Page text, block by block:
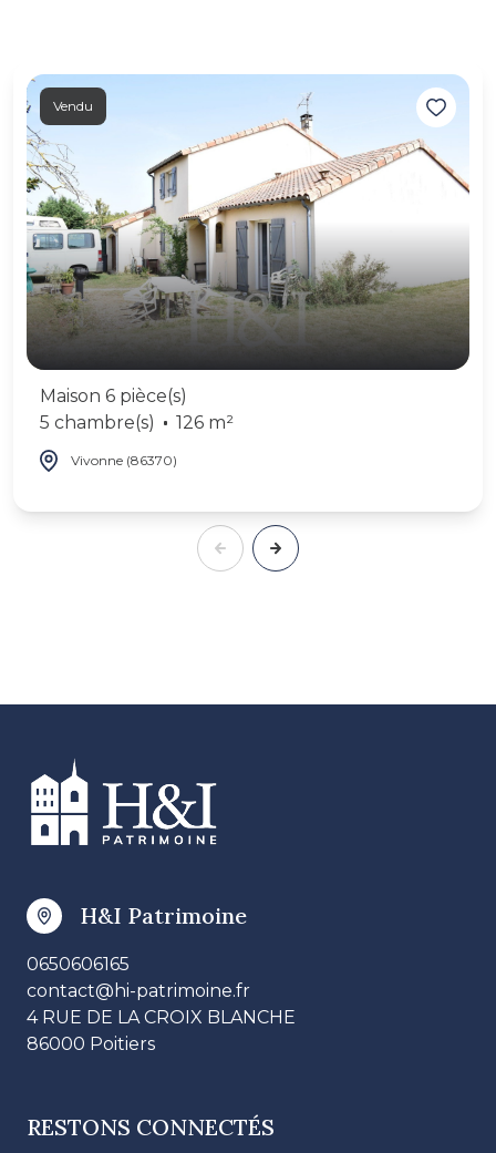
Vendu
Maison 6 pièce(s)
5 chambre(s)
126 m²
Vivonne (86370)
H&I Patrimoine
0650606165
contact@hi-patrimoine.fr
4 RUE DE LA CROIX BLANCHE
86000 Poitiers
RESTONS CONNECTÉS